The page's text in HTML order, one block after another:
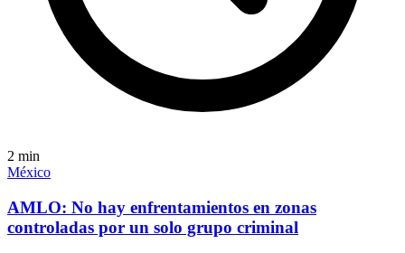
2 min
México
AMLO: No hay enfrentamientos en zonas
controladas por un solo grupo criminal